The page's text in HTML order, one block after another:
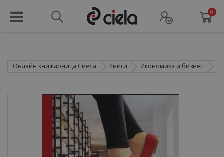
0
Онлайн книжарница Сиела Книги Икономика и бизнес